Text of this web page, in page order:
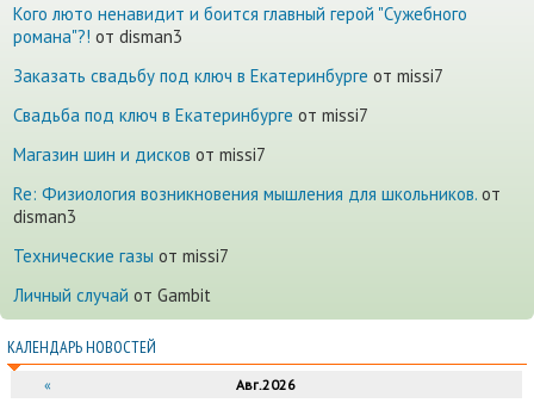
Кого люто ненавидит и боится главный герой "Сужебного
романа"?! от disman3
Заказать свадьбу под ключ в Екатеринбурге от missi7
Cвадьба под ключ в Екатеринбурге от missi7
Магазин шин и дисков от missi7
Re: Физиология возникновения мышления для школьников. от
disman3
Технические газы от missi7
Личный случай от Gambit
КАЛЕНДАРЬ НОВОСТЕЙ
« Авг.2026